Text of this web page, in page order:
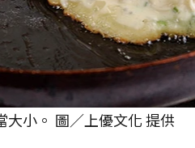
小。 圖／上優文化 提供